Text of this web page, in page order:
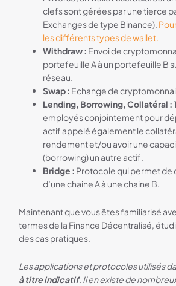
clefs sont gérées par une tierce
Exchanges de type Binance).
les différents types de wallet.
Withdraw : Envoi de
portefeuille A à un portefeuille B
réseau.
Swap : Echange de
Lending, Borrowing, Collatéral :
employés conjointement pour
actif appelé également le
rendement et/ou avoir une
(borrowing) un autre actif.
Bridge : Protocole qui permet de
d’une chaine A à une chaine B.
Maintenant que vous êtes familiarisé
termes de la Finance Décentralisé,
des cas pratiques.
Les applications et protocoles utilisés
à titre indicatif. Il en existe de